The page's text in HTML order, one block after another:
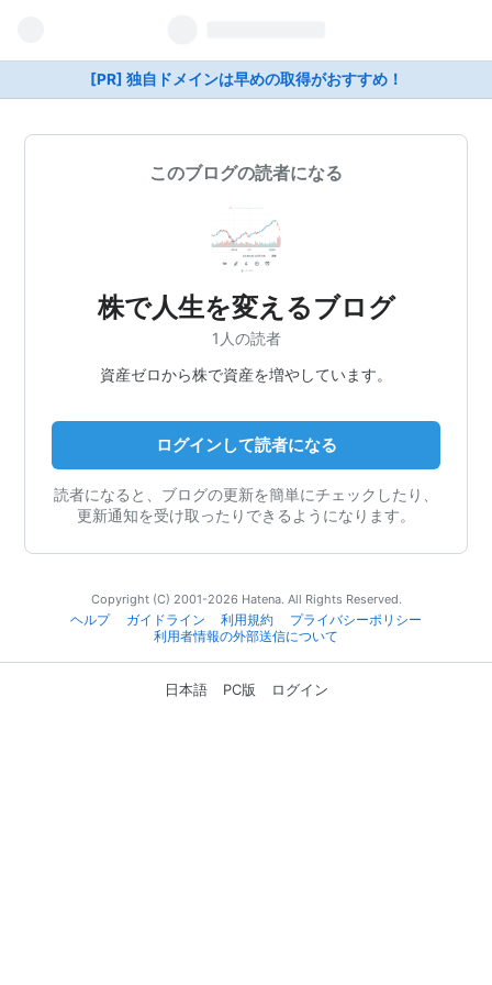
[PR] 独自ドメインは早めの取得がおすすめ！
このブログの読者になる
株で人生を変えるブログ
1人の読者
資産ゼロから株で資産を増やしています。
ログインして読者になる
読者になると、ブログの更新を簡単にチェックしたり、
更新通知を受け取ったりできるようになります。
Copyright (C) 2001-2026 Hatena. All Rights Reserved.
ヘルプ
ガイドライン 利用規約
プライバシーポリシー
利用者情報の外部送信について
日本語 PC版 ログイン